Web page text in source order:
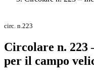
circ. n.223
Circolare n.
per il campo